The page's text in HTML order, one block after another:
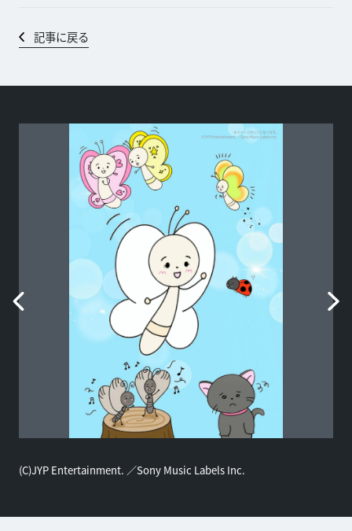
記事に戻る
(C)JYP Entertainment. ／Sony Music Labels Inc.